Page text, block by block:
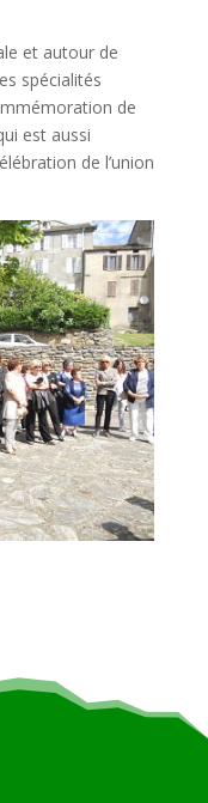
et autour de
spécialités
de
est aussi
de l’union